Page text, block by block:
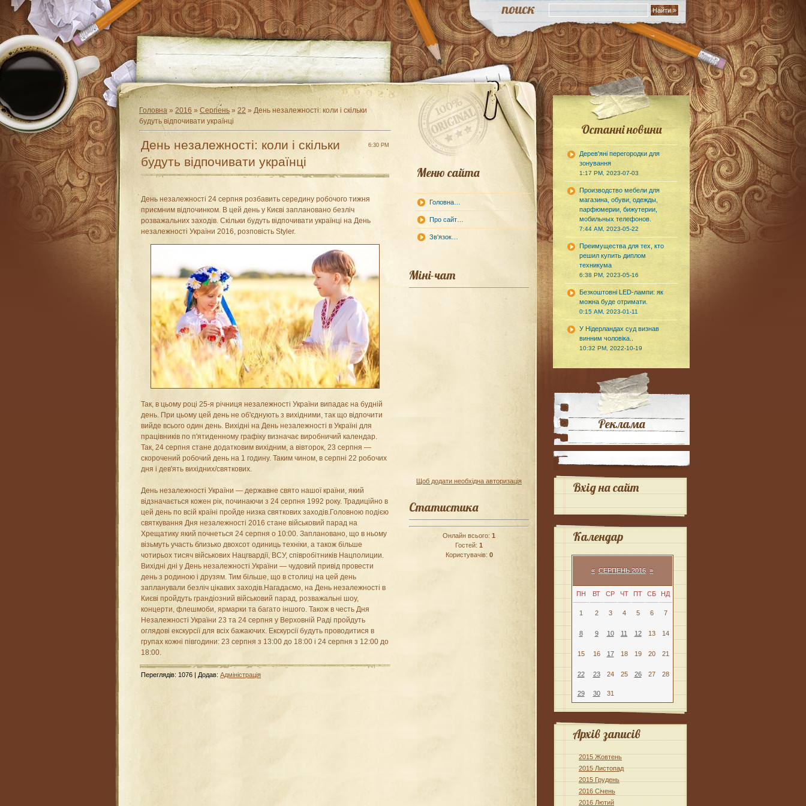
Головна » 2016 » Серпень » 22 » День незалежності: коли і скільки
будуть відпочивати українці
6:30 PM
День незалежності: коли і скільки
будуть відпочивати українці
День незалежності 24 серпня розбавить середину робочого тижня
приємним відпочинком. В цей день у Києві заплановано безліч
розважальних заходів. Скільки будуть відпочивати українці на День
незалежності України 2016, розповість Styler.
Так, в цьому році 25-я річниця незалежності України випадає на будній
день. При цьому цей день не об'єднують з вихідними, так що відпочити
вийде всього один день. Вихідні на День незалежності в Україні для
працівників по п'ятиденному графіку визначає виробничий календар.
Так, 24 серпня стане додатковим вихідним, а вівторок, 23 серпня —
скорочений робочий день на 1 годину. Таким чином, в серпні 22 робочих
дня і дев'ять вихідних/святкових.
День незалежності України — державне свято нашої країни, який
відзначається кожен рік, починаючи з 24 серпня 1992 року. Традиційно в
цей день по всій країні пройде низка святкових заходів.Головною подією
святкування Дня незалежності 2016 стане військовий парад на
Хрещатику який почнеться 24 серпня о 10:00. Заплановано, що в ньому
візьмуть участь близько двохсот одиниць техніки, а також більше
чотирьох тисяч військових Нацгвардії, ВСУ, співробітників Нацполиции.
Вихідні дні у День незалежності України — чудовий привід провести
день з родиною і друзям. Тим більше, що в столиці на цей день
запланували безліч цікавих заходів.Нагадаємо, на День незалежності в
Києві пройдуть грандіозний військовий парад, розважальні шоу,
концерти, флешмоби, ярмарки та багато іншого. Також в честь Дня
Незалежності України 23 та 24 серпня у Верховній Раді пройдуть
оглядові екскурсії для всіх бажаючих. Екскурсії будуть проводитися в
групах кожні півгодини: 23 серпня з 13:00 до 18:00 і 24 серпня з 12:00 до
18:00.
Переглядів: 1076 | Додав: Адміністрація
Меню сайта
Головна…
Про сайт…
Зв'язок…
Міні-чат
Щоб додати необхідна авторизація
Статистика
Онлайн всього: 1
Гостей: 1
Користувачів: 0
Останні новини
Дерев'яні перегородки для
зонування
1:17 PM, 2023-07-03
Производство мебели для
магазина, обуви, одежды,
парфюмерии, бижутерии,
мобильных телефонов.
7:44 AM, 2023-05-22
Преимущества для тех, кто
решил купить диплом
техникума
6:38 PM, 2023-05-16
Безкоштовні LED-лампи: як
можна буде отримати.
0:15 AM, 2023-01-11
У Нідерландах суд визнав
винним чоловіка..
10:32 PM, 2022-10-19
Реклама
Вхід на сайт
Календар
« СЕРПЕНЬ 2016 »
ПН ВТ СР ЧТ ПТ СБ НД
1 2 3 4 5 6 7
8 9 10 11 12 13 14
15 16 17 18 19 20 21
22 23 24 25 26 27 28
29 30 31
Архів записів
2015 Жовтень
2015 Листопад
2015 Грудень
2016 Січень
2016 Лютий